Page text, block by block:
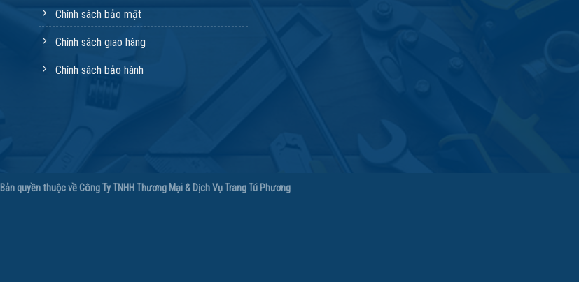
Chính sách bảo mật
Chính sách giao hàng
Chính sách bảo hành
Bản quyền thuộc về Công Ty TNHH Thương Mại & Dịch Vụ Trang Tú Phương